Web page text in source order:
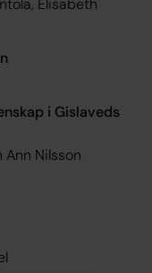
Elisabeth
i Gislaveds
Nilsson